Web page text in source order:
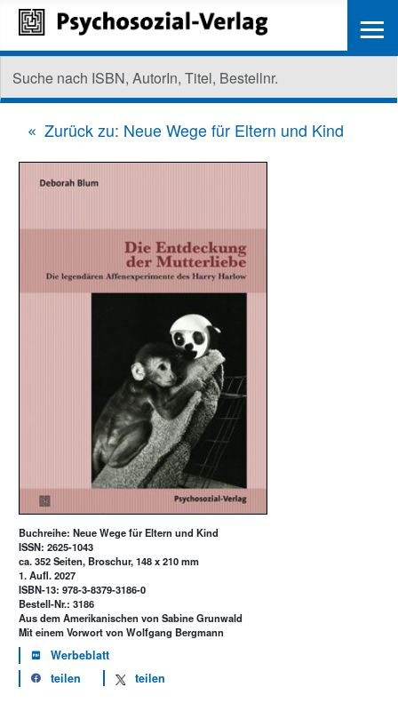
Zurück zu: Neue Wege für Eltern und Kind
Buchreihe: Neue Wege für Eltern und Kind
ISSN: 2625-1043
ca. 352 Seiten, Broschur, 148 x 210 mm
1. Aufl. 2027
ISBN-13: 978-3-8379-3186-0
Bestell-Nr.: 3186
Aus dem Amerikanischen von Sabine Grunwald
Mit einem Vorwort von Wolfgang Bergmann
Werbeblatt
teilen
teilen
≡